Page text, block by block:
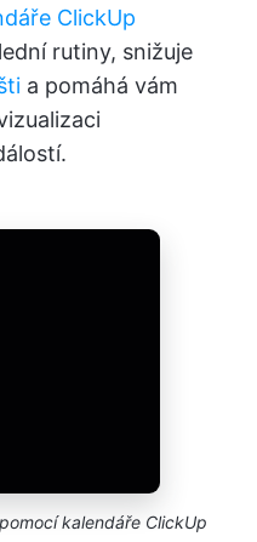
ClickUp
rutiny, snižuje
a pomáhá vám
kalendáře ClickUp